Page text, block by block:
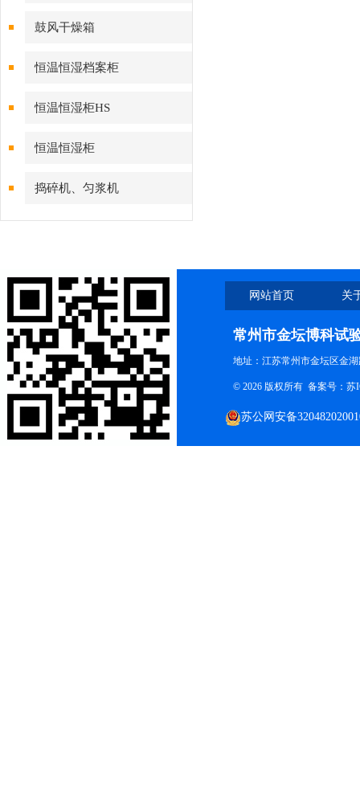
鼓风干燥箱
恒温恒湿档案柜
恒温恒湿柜HS
恒温恒湿柜
捣碎机、匀浆机
网站首页 关
常州市金坛博科试
地址：江苏常州市金坛区金湖
© 2026 版权所有 备案号： 苏
苏公网安备